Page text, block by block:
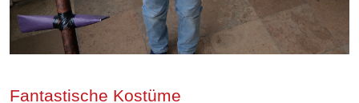
Fantastische Kostüme